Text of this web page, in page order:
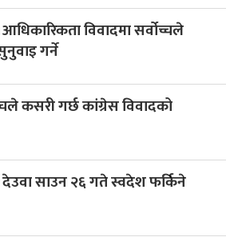
विवादमा सर्वोच्चले
गर्ने
कसरी गर्छ कांग्रेस विवादको
साउन २६ गते स्वदेश फर्किने